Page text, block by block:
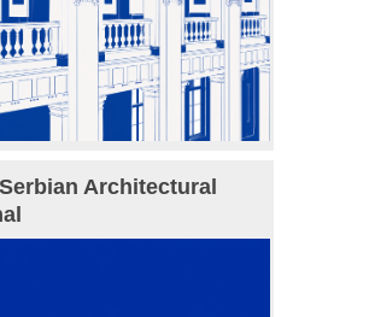
Architectural